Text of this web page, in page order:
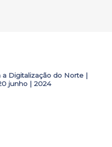
a Digitalização do Norte |
junho | 2024